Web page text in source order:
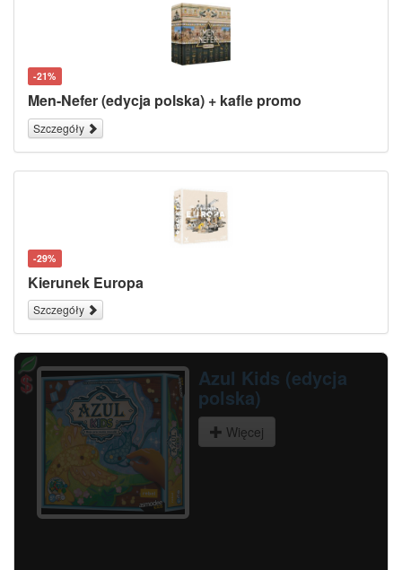
-21%
Men-Nefer (edycja polska) + kafle promo
Szczegóły
-29%
Kierunek Europa
Szczegóły
Memo Leśne Życie
Więcej